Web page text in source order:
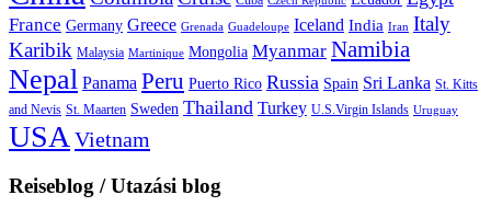
France Germany Greece Grenada Guadeloupe Iceland India Iran Italy
Karibik Malaysia Martinique Mongolia Myanmar Namibia
Nepal Panama Peru Puerto Rico Russia Spain Sri Lanka St. Kitts
and Nevis St. Maarten Sweden Thailand Turkey U.S.Virgin Islands Uruguay
USA Vietnam
Reiseblog / Utazási blog